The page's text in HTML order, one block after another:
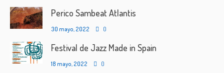
Perico Sambeat Atlantis
30 mayo, 2022 0
Festival de Jazz Made in Spain
18 mayo, 2022 0